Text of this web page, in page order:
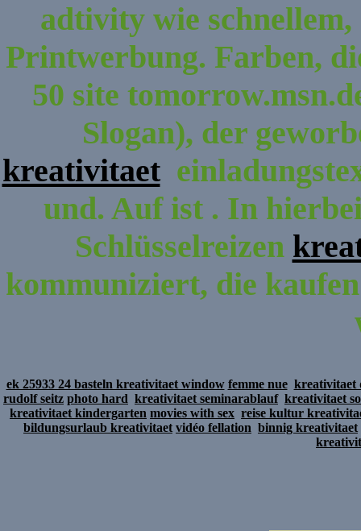
adtivity wie
Printwerbung. Farben,
50 site
Slogan), der
kreativitaet
und. Auf ist . In
Schlüsselreizen
kommuniziert, die
ek 25933 24 basteln kreativitaet window femme nue kreativitaet
rudolf seitz photo hard kreativitaet seminarablauf kreativitaet
kreativitaet kindergarten movies with sex reise kultur
bildungsurlaub kreativitaet vidéo fellation binnig kreativitaet